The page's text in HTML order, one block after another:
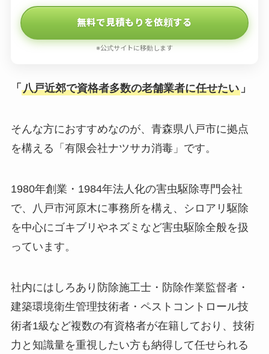
無料で見積もりを依頼する
※公式サイトに移動します
「 八戸近郊で資格者多数の老舗業者に任せたい」
そんな方におすすめなのが、青森県八戸市に拠点
を構える「有限会社ナツサカ消毒」です。
1980年創業・1984年法人化の害虫駆除専門会社
で、八戸市河原木に事務所を構え、シロアリ駆除
を中心にゴキブリやネズミなど害虫駆除全般を扱
っています。
社内にはしろあり防除施工士・防除作業監督者・
建築環境衛生管理技術者・ペストコントロール技
術者1級など複数の有資格者が在籍しており、技術
力と知識量を重視したい方も納得して任せられる